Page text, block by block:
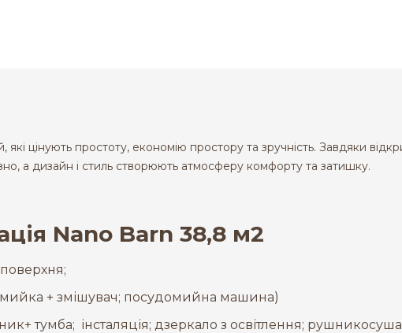
цінують простоту, економію простору та зручність. Завдяки
а дизайн і стиль створюють атмосферу комфорту та затишку.
Nano Barn 38,8 м2
+ змішувач; посудомийна машина)
тумба; інсталяція; дзеркало з освітлення;